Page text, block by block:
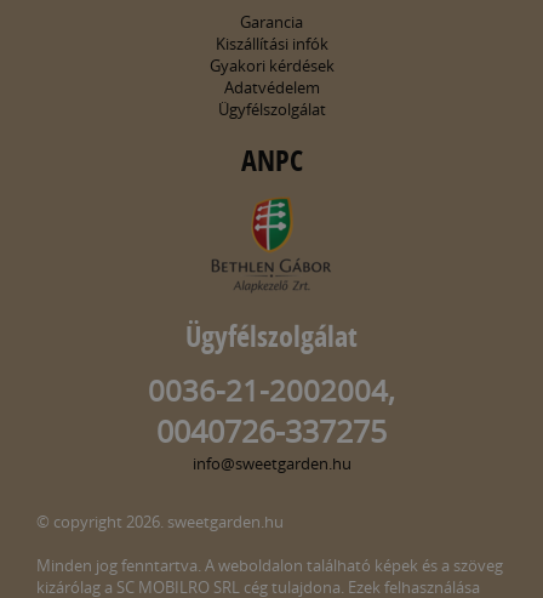
Garancia
Kiszállítási infók
Gyakori kérdések
Adatvédelem
Ügyfélszolgálat
ANPC
Ügyfélszolgálat
0036-21-2002004,
0040726-337275
info@sweetgarden.hu
© copyright 2026. sweetgarden.hu
Minden jog fenntartva. A weboldalon található képek és a szöveg
kizárólag a SC MOBILRO SRL cég tulajdona. Ezek felhasználása